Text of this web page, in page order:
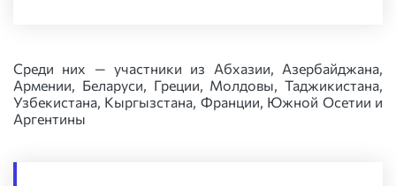
Среди них — участники из Абхазии, Азербайджана,
Армении, Беларуси, Греции, Молдовы, Таджикистана,
Узбекистана, Кыргызстана, Франции, Южной Осетии и
Аргентины